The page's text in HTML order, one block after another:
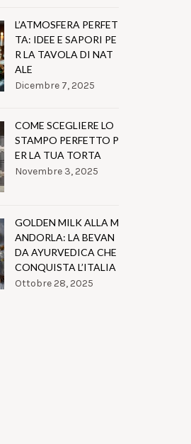
L’ATMOSFERA PERFET
TA: IDEE E SAPORI PE
R LA TAVOLA DI NAT
ALE
Dicembre 7, 2025
COME SCEGLIERE LO
STAMPO PERFETTO P
ER LA TUA TORTA
Novembre 3, 2025
GOLDEN MILK ALLA M
ANDORLA: LA BEVAN
DA AYURVEDICA CHE
CONQUISTA L’ITALIA
Ottobre 28, 2025